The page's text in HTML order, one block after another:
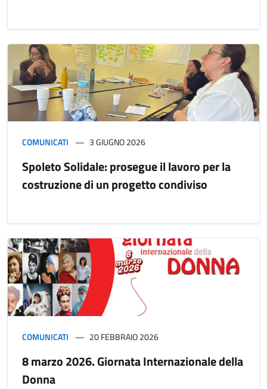
COMUNICATI 3 GIUGNO 2026
Spoleto Solidale: prosegue il lavoro per la
costruzione di un progetto condiviso
COMUNICATI 20 FEBBRAIO 2026
8 marzo 2026. Giornata Internazionale della
Donna